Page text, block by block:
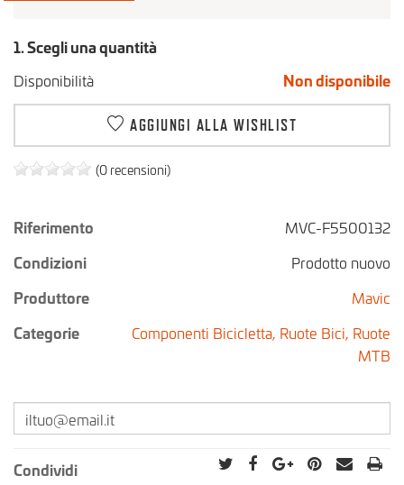
(0 recensioni)
Riferimento
MVC-F5500132
Condizioni
Prodotto nuovo
Produttore
Mavic
Categorie
Componenti Bicicletta, Ruote Bici, Ruote
MTB
Condividi
1. Scegli una quantità
Disponibilità
Non disponibile
AGGIUNGI ALLA WISHLIST